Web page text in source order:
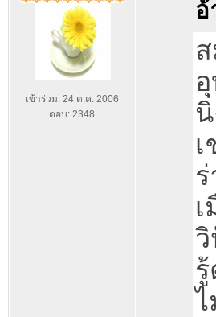
เข้าร่วม: 24 ต.ค. 2006
ตอบ: 2348
อ้